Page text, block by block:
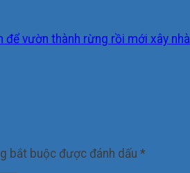
để vườn thành rừng rồi mới xây nhà
bắt buộc được đánh dấu *